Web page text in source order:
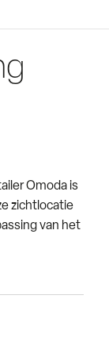
Omoda is
zichtlocatie
van het